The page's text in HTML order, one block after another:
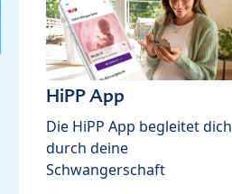
HiPP App
Die HiPP App begleitet dich
durch deine
Schwangerschaft